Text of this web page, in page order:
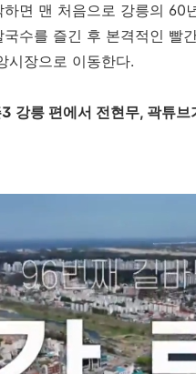
면 맨 처음으로 강릉의 60
수를 즐긴 후 본격적인 빨
시장으로 이동한다.
강릉 편에서 전현무, 곽튜